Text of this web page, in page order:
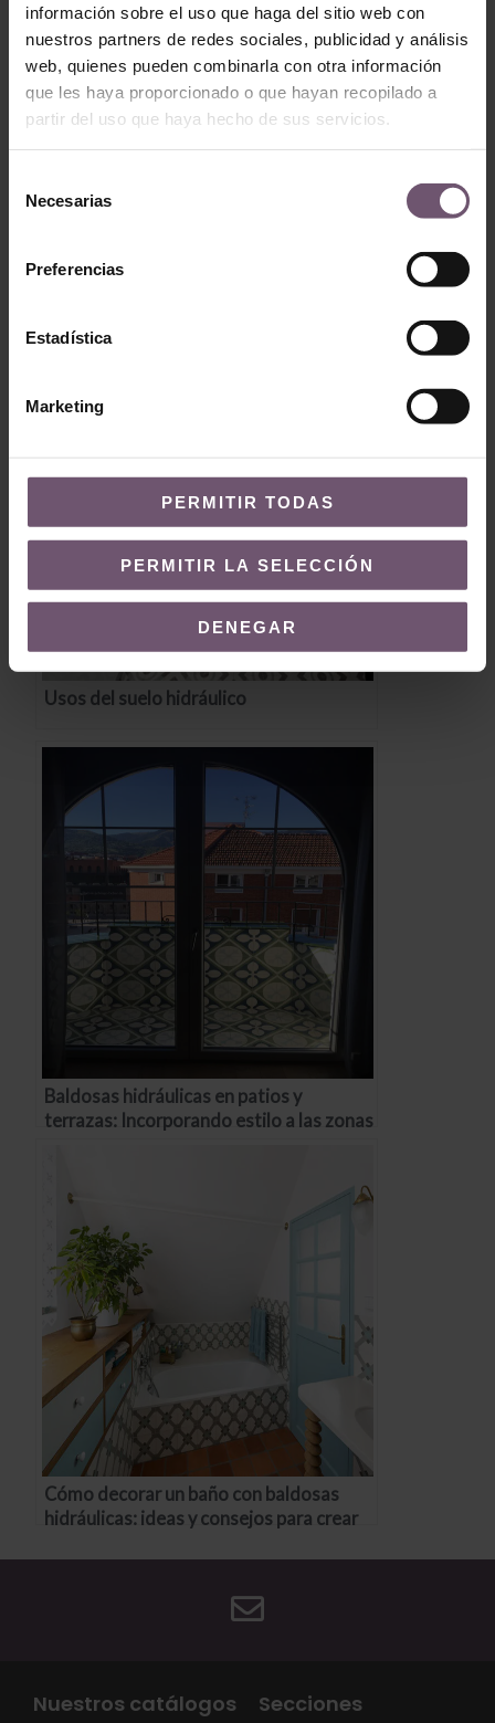
información sobre el uso que haga del sitio web con
nuestros partners de redes sociales, publicidad y análisis
web, quienes pueden combinarla con otra información
que les haya proporcionado o que hayan recopilado a
partir del uso que haya hecho de sus servicios.
Necesarias
Preferencias
Estadística
Marketing
PERMITIR TODAS
PERMITIR LA SELECCIÓN
DENEGAR
2 baños en Ourense (Mod. 111-D y Mod. 211)
Usos del suelo hidráulico
Baldosas hidráulicas en patios y
terrazas: Incorporando estilo a las zonas
Cómo decorar un baño con baldosas
hidráulicas: ideas y consejos para crear
Nuestros catálogos Secciones